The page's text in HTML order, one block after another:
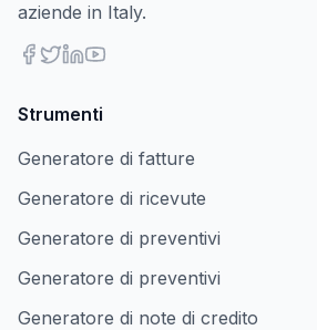
aziende in Italy.
Strumenti
Generatore di fatture
Generatore di ricevute
Generatore di preventivi
Generatore di preventivi
Generatore di note di credito